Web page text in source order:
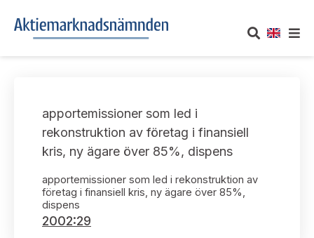
Om oss
Vårt uppdrag
Informationsgivning
Arbetssätt och jävsfrågor
UTTALANDEN
Om nämndens uttalanden
Framställningar och konsultation
Uttalanden sorterade efter publiceringsdatum
TAKEOVER-REGLER
Takeover-regler för reglerade marknader och vissa
handelsplattformar
AKTUELLT
apportemissioner som led i
rekonstruktion av företag i finansiell
kris, ny ägare över 85%, dispens
apportemissioner som led i rekonstruktion av
företag i finansiell kris, ny ägare över 85%,
dispens
2002:29